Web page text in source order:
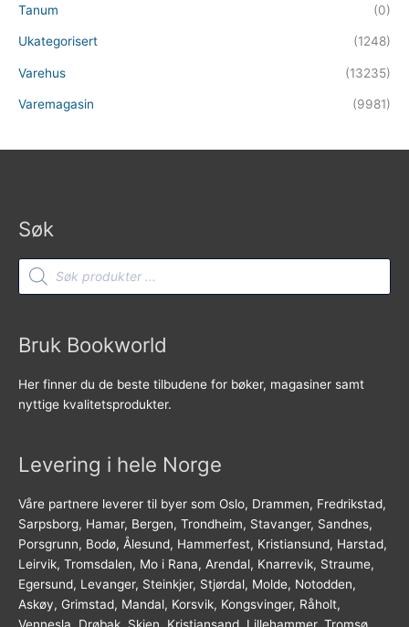
Tanum (0)
Ukategorisert (1248)
Varehus (13235)
Varemagasin (9981)
Søk
Products
search
Bruk Bookworld
Her finner du de beste tilbudene for bøker, magasiner samt
nyttige kvalitetsprodukter.
Levering i hele Norge
Våre partnere leverer til byer som Oslo, Drammen, Fredrikstad,
Sarpsborg, Hamar, Bergen, Trondheim, Stavanger, Sandnes,
Porsgrunn, Bodø, Ålesund, Hammerfest, Kristiansund, Harstad,
Leirvik, Tromsdalen, Mo i Rana, Arendal, Knarrevik, Straume,
Egersund, Levanger, Steinkjer, Stjørdal, Molde, Notodden,
Askøy, Grimstad, Mandal, Korsvik, Kongsvinger, Råholt,
Vennesla, Drøbak, Skien, Kristiansand, Lillehammer, Tromsø,